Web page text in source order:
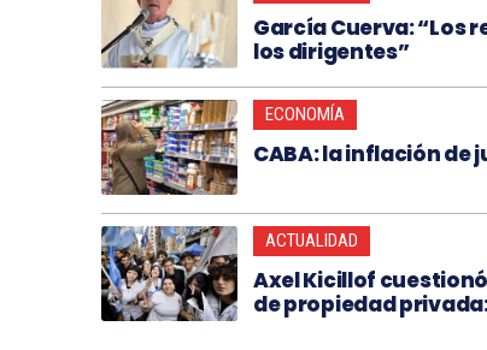
García Cuerva: “Los
los dirigentes”
ECONOMÍA
CABA: la inflación de
ACTUALIDAD
Axel Kicillof
de propiedad